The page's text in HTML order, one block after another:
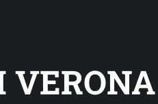
VERONA